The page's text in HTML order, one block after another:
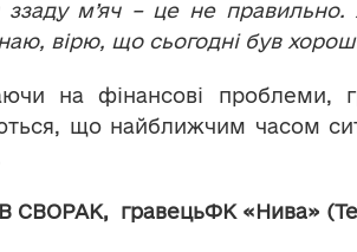
ззаду м’яч – це не
вірю, що сьогодні був
на фінансові проблеми,
що найближчим часом
СВОРАК, гравецьФК «Нива»